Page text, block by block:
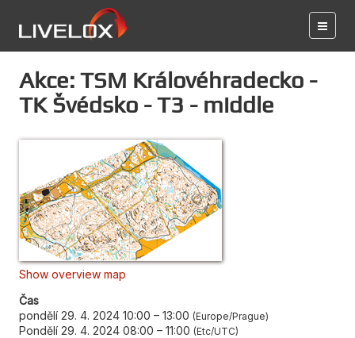
Akce: TSM Královéhradecko -
TK Švédsko - T3 - middle
Show overview map
Čas
pondělí 29. 4. 2024 10:00 – 13:00 Europe/Prague
Pondělí 29. 4. 2024 08:00 – 11:00 Etc/UTC